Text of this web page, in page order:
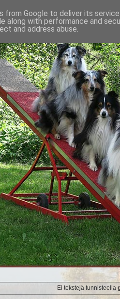
Ei tekstejä tunnisteella
from Google to deliver its
along with performance and
and address abuse.